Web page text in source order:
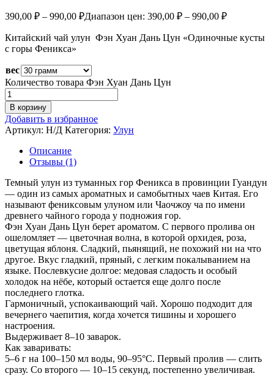
390,00 ₽ – 990,00 ₽Диапазон цен: 390,00 ₽ – 990,00 ₽
Китайский чай улун Фэн Хуан Дань Цун «Одиночные кусты
с горы Феникса»
вес
Количество товара Фэн Хуан Дань Цун
В корзину
Добавить в избранное
Артикул: Н/Д Категория: Улун
Описание
Отзывы (1)
Темный улун из туманных гор Феникса в провинции Гуандун
— один из самых ароматных и самобытных чаев Китая. Его
называют фениксовым улуном или Чаочжоу ча по имени
древнего чайного города у подножия гор.
Фэн Хуан Дань Цун берет ароматом. С первого пролива он
ошеломляет — цветочная волна, в которой орхидея, роза,
цветущая яблоня. Сладкий, пьянящий, не похожий ни на что
другое. Вкус гладкий, пряный, с легким покалыванием на
языке. Послевкусие долгое: медовая сладость и особый
холодок на нёбе, который остается еще долго после
последнего глотка.
Гармоничный, успокаивающий чай. Хорошо подходит для
вечернего чаепития, когда хочется тишины и хорошего
настроения.
Выдерживает 8–10 заварок.
Как заваривать:
5–6 г на 100–150 мл воды, 90–95°С. Первый пролив — слить
сразу. Со второго — 10–15 секунд, постепенно увеличивая.